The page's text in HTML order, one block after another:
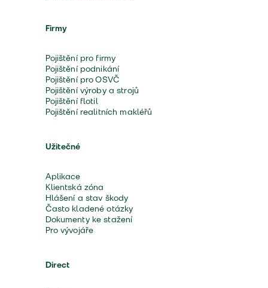
Firmy
Pojištění pro firmy
Pojištění podnikání
Pojištění pro OSVČ
Pojištění výroby a strojů
Pojištění flotil
Pojištění realitních makléřů
Užitečné
Aplikace
Klientská zóna
Hlášení a stav škody
Často kladené otázky
Dokumenty ke stažení
Pro vývojáře
Direct